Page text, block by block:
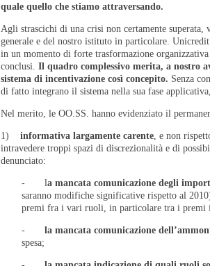
quale quello che stiamo attraversando.
Agli strascichi di una crisi non certamente
generale e del nostro istituto in particolare.
in un momento di forte trasformazione
conclusi. Il quadro complessivo merita, a nostro
sistema di incentivazione così concepito. Senza
di fatto integrano il sistema nella sua fase
Nel merito, le OO.SS. hanno evidenziato il
1) informativa largamente carente , e non
intravedere troppi spazi di discrezionalità e di
denunciato:
- la mancata comunicazione degli
saranno modifiche significative rispetto al
premi fra i vari ruoli, in particolare tra i premi
- la mancata comunicazione
spesa;